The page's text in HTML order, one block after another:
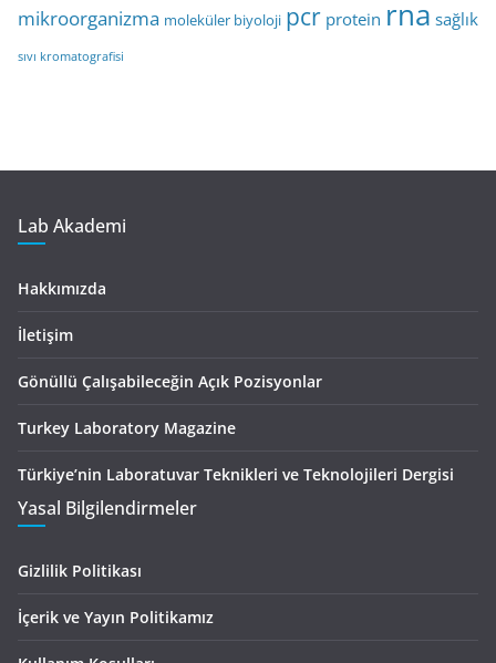
mikroorganizma moleküler biyoloji pcr protein rna sağlık
sıvı kromatografisi
Lab Akademi
Hakkımızda
İletişim
Gönüllü Çalışabileceğin Açık Pozisyonlar
Turkey Laboratory Magazine
Türkiye’nin Laboratuvar Teknikleri ve Teknolojileri Dergisi
Yasal Bilgilendirmeler
Gizlilik Politikası
İçerik ve Yayın Politikamız